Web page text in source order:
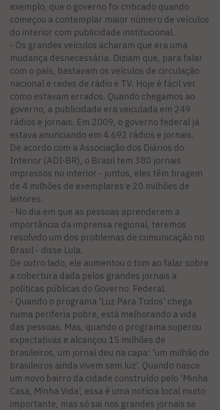
exemplo, que o governo foi criticado quando
começou a contemplar maior número de veículos
do interior com publicidade institucional.
- Os grandes veículos acharam que era uma
mudança desnecessária. Diziam que, para falar
com o país, bastavam os veículos de circulação
nacional e redes de rádio e TV. Hoje é fácil ver
como estavam errados. Quando chegamos ao
governo, a publicidade era veiculada em 249
rádios e jornais. Em 2009, o governo federal já
estava anunciando em 4.692 rádios e jornais.
De acordo com a Associação dos Diários do
Interior (ADI-BR), o Brasil tem 380 jornais
impressos no interior - juntos, eles têm tiragem
de 4 milhões de exemplares e 20 milhões de
leitores.
- No dia em que as pessoas aprenderem a
importância da imprensa regional, teremos
resolvido um dos problemas de comunicação no
Brasil - disse Lula.
De outro lado, ele aumentou o tom ao falar sobre
a cobertura dada pelos grandes jornais a
políticas públicas do Governo Federal.
- Quando o programa 'Luz Para Todos' chega
numa periferia pobre, está melhorando a vida
das pessoas. Mas, quando o programa superou
expectativas e alcançou 15 milhões de
brasileiros, um jornal deu na capa: 'um milhão de
brasileiros ainda vivem sem luz'. Quando nasce
um novo bairro da cidade construído pelo 'Minha
Casa, Minha Vida', essa é uma notícia local muito
importante, mas só sai nos grandes jornais se